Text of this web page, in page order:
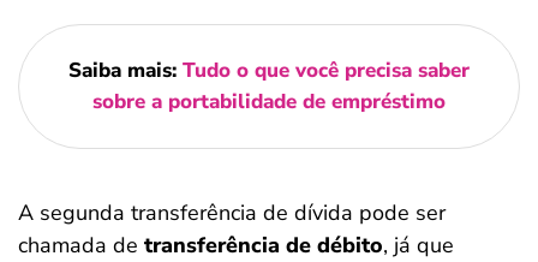
Saiba mais: Tudo o que você precisa saber
sobre a portabilidade de empréstimo
A segunda transferência de dívida pode ser
chamada de transferência de débito, já que